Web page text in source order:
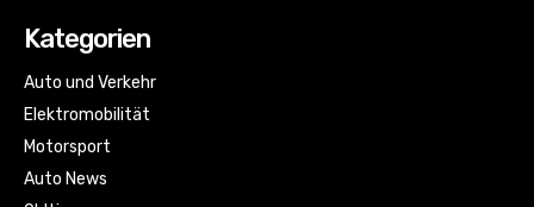
Kategorien
Auto und Verkehr
Elektromobilität
Motorsport
Auto News